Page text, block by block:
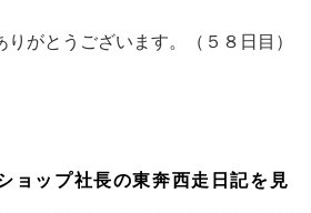
がとうございます。（５８日目）
ョップ社長の東奔西走日記を見